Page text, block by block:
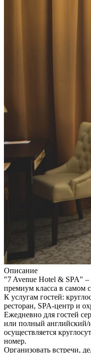
Описание
"7 Avenue Hotel & SPA"
премиум класса в самом
К услугам гостей:
ресторан, SPA-центр и
Ежедневно для гостей
или полный английский/
осуществляется
номер.
Организовать встречи,